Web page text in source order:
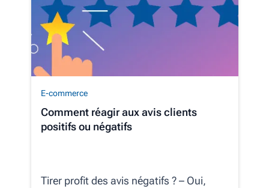
E-commerce
Comment réagir aux avis clients
positifs ou négatifs
Tirer profit des avis négatifs ? – Oui,